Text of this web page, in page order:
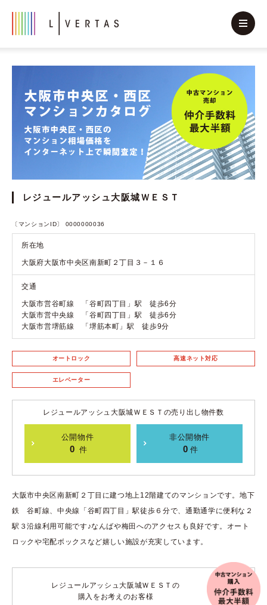
レジュールアッシュ大阪城ＷＥＳＴ
〔マンションID〕 0000000036
所在地
大阪府大阪市中央区南新町２丁目３－１６
交通
大阪市営谷町線 「谷町四丁目」駅 徒歩6分
大阪市営中央線 「谷町四丁目」駅 徒歩6分
大阪市営堺筋線 「堺筋本町」駅 徒歩9分
オートロック 高速ネット対応
エレベーター
レジュールアッシュ大阪城ＷＥＳＴの売り出し物件数
公開物件
0 件
非公開物件
0 件
大阪市中央区南新町２丁目に建つ地上12階建てのマンションです。地下
鉄 谷町線、中央線「谷町四丁目」駅徒歩６分で、通勤通学に便利な２
駅３沿線利用可能です♪なんばや梅田へのアクセスも良好です。オート
ロックや宅配ボックスなど嬉しい施設が充実しています。
レジュールアッシュ大阪城ＷＥＳＴの
購入をお考えのお客様